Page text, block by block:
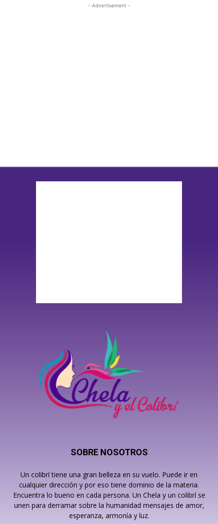
- Advertisement -
SOBRE NOSOTROS
Un colibrí tiene una gran belleza en su vuelo. Puede ir en
cualquier dirección y por eso tiene dominio de la materia.
Encuentra lo bueno en cada persona. Un Chela y un colibrí se
unen para derramar sobre la humanidad mensajes de amor,
esperanza, armonía y luz.